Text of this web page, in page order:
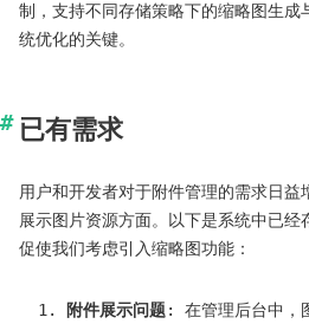
制，支持不同存储策略下的缩略图生
统优化的关键。
已有需求
用户和开发者对于附件管理的需求日益
展示图片资源方面。以下是系统中已
促使我们考虑引入缩略图功能：
附件展示问题: 在管理后台中，